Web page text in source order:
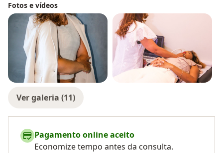
Fotos e vídeos
Ver galeria (11)
Pagamento online aceito
Economize tempo antes da consulta.